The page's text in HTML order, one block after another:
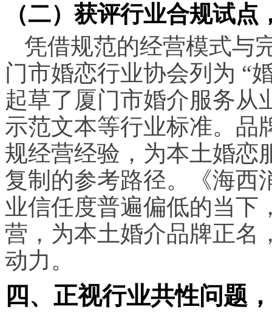
（二）获评行业合规试
凭借规范的经营模式与
门市婚恋行业协会列为 “
起草了厦门市婚介服务从
示范文本等行业标准。品
规经营经验，为本土婚恋
复制的参考路径。《海西
业信任度普遍偏低的当下
营，为本土婚介品牌正名
动力。
四、正视行业共性问题